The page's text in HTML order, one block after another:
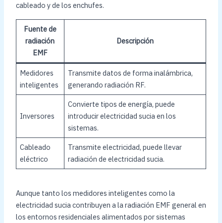
cableado y de los enchufes.
Fuente de
radiación
EMF
Descripción
Medidores
inteligentes
Transmite datos de forma inalámbrica,
generando radiación RF.
Inversores
Convierte tipos de energía, puede
introducir electricidad sucia en los
sistemas.
Cableado
eléctrico
Transmite electricidad, puede llevar
radiación de electricidad sucia.
Aunque tanto los medidores inteligentes como la
electricidad sucia contribuyen a la radiación EMF general en
los entornos residenciales alimentados por sistemas